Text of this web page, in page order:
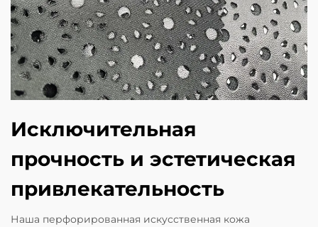
Исключительная
прочность и эстетическая
привлекательность
Наша перфорированная искусственная кожа